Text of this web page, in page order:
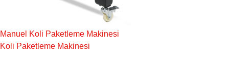
Manuel Koli Paketleme Makinesi
Koli Paketleme Makinesi